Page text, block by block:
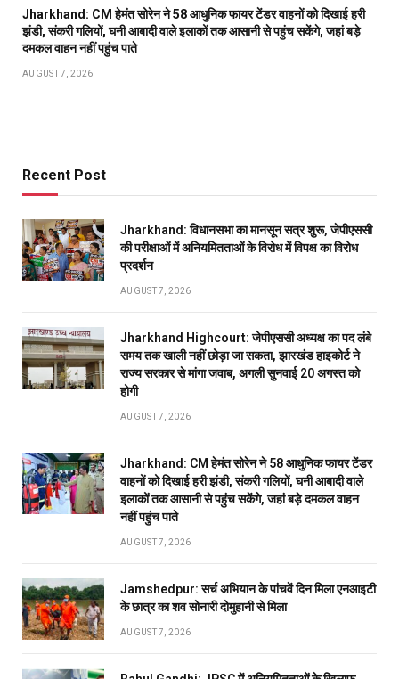
Jharkhand: CM हेमंत सोरेन ने 58 आधुनिक फायर टेंडर वाहनों को दिखाई हरी
झंडी, संकरी गलियों, घनी आबादी वाले इलाकों तक आसानी से पहुंच सकेंगे, जहां बड़े
दमकल वाहन नहीं पहुंच पाते
AUGUST 7, 2026
Recent Post
Jharkhand: विधानसभा का मानसून सत्र शुरू, जेपीएससी
की परीक्षाओं में अनियमितताओं के विरोध में विपक्ष का विरोध
प्रदर्शन
AUGUST 7, 2026
Jharkhand Highcourt: जेपीएससी अध्यक्ष का पद लंबे
समय तक खाली नहीं छोड़ा जा सकता, झारखंड हाइकोर्ट ने
राज्य सरकार से मांगा जवाब, अगली सुनवाई 20 अगस्त को
होगी
AUGUST 7, 2026
Jharkhand: CM हेमंत सोरेन ने 58 आधुनिक फायर टेंडर
वाहनों को दिखाई हरी झंडी, संकरी गलियों, घनी आबादी वाले
इलाकों तक आसानी से पहुंच सकेंगे, जहां बड़े दमकल वाहन
नहीं पहुंच पाते
AUGUST 7, 2026
Jamshedpur: सर्च अभियान के पांचवें दिन मिला एनआइटी
के छात्र का शव सोनारी दोमुहानी से मिला
AUGUST 7, 2026